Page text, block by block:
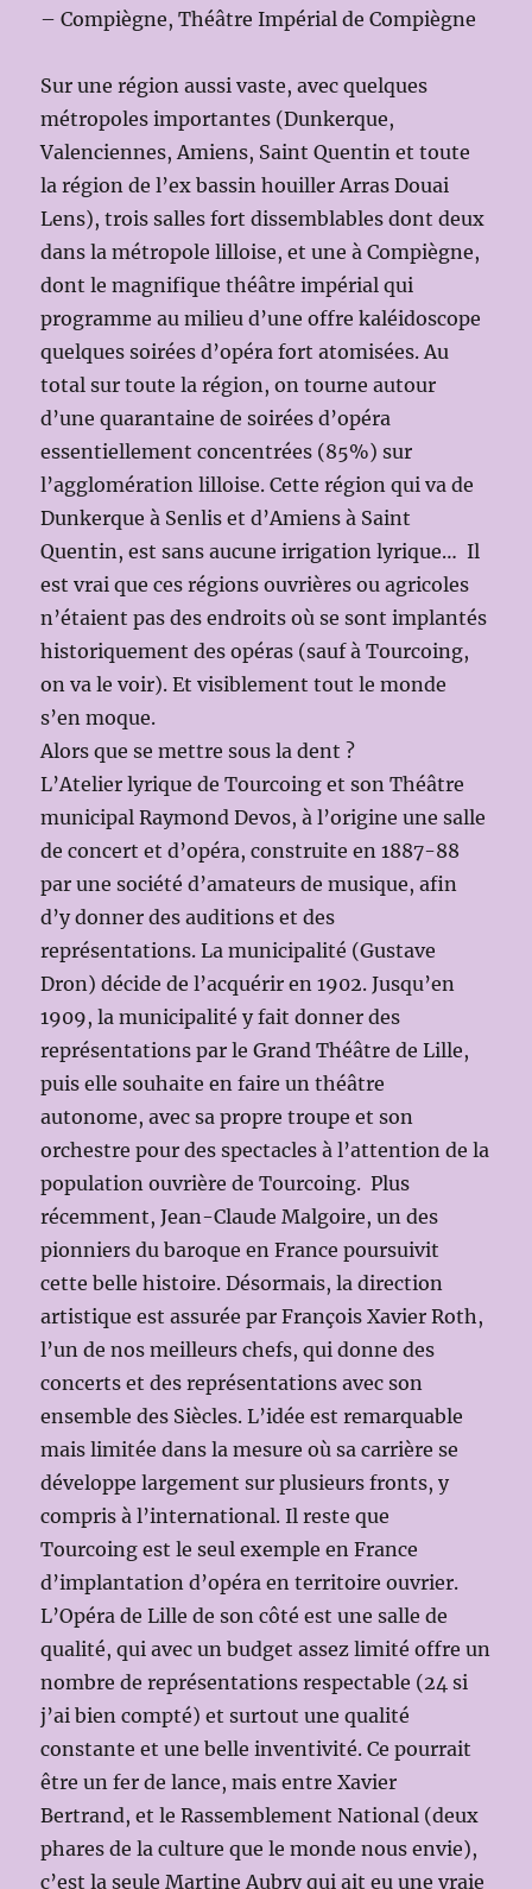
– Compiègne, Théâtre Impérial de Compiègne
Sur une région aussi vaste, avec quelques
métropoles importantes (Dunkerque,
Valenciennes, Amiens, Saint Quentin et toute
la région de l’ex bassin houiller Arras Douai
Lens), trois salles fort dissemblables dont deux
dans la métropole lilloise, et une à Compiègne,
dont le magnifique théâtre impérial qui
programme au milieu d’une offre kaléidoscope
quelques soirées d’opéra fort atomisées. Au
total sur toute la région, on tourne autour
d’une quarantaine de soirées d’opéra
essentiellement concentrées (85%) sur
l’agglomération lilloise. Cette région qui va de
Dunkerque à Senlis et d’Amiens à Saint
Quentin, est sans aucune irrigation lyrique… Il
est vrai que ces régions ouvrières ou agricoles
n’étaient pas des endroits où se sont implantés
historiquement des opéras (sauf à Tourcoing,
on va le voir). Et visiblement tout le monde
s’en moque.
Alors que se mettre sous la dent ?
L’Atelier lyrique de Tourcoing et son Théâtre
municipal Raymond Devos, à l’origine une salle
de concert et d’opéra, construite en 1887-88
par une société d’amateurs de musique, afin
d’y donner des auditions et des
représentations. La municipalité (Gustave
Dron) décide de l’acquérir en 1902. Jusqu’en
1909, la municipalité y fait donner des
représentations par le Grand Théâtre de Lille,
puis elle souhaite en faire un théâtre
autonome, avec sa propre troupe et son
orchestre pour des spectacles à l’attention de la
population ouvrière de Tourcoing. Plus
récemment, Jean-Claude Malgoire, un des
pionniers du baroque en France poursuivit
cette belle histoire. Désormais, la direction
artistique est assurée par François Xavier Roth,
l’un de nos meilleurs chefs, qui donne des
concerts et des représentations avec son
ensemble des Siècles. L’idée est remarquable
mais limitée dans la mesure où sa carrière se
développe largement sur plusieurs fronts, y
compris à l’international. Il reste que
Tourcoing est le seul exemple en France
d’implantation d’opéra en territoire ouvrier.
L’Opéra de Lille de son côté est une salle de
qualité, qui avec un budget assez limité offre un
nombre de représentations respectable (24 si
j’ai bien compté) et surtout une qualité
constante et une belle inventivité. Ce pourrait
être un fer de lance, mais entre Xavier
Bertrand, et le Rassemblement National (deux
phares de la culture que le monde nous envie),
c’est la seule Martine Aubry qui ait eu une vraie